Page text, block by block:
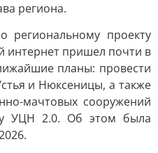
региона.
региональному проекту
интернет пришел почти в
планы: провести
и Нюксеницы, а также
мачтовых сооружений
УЦН 2.0. Об этом была